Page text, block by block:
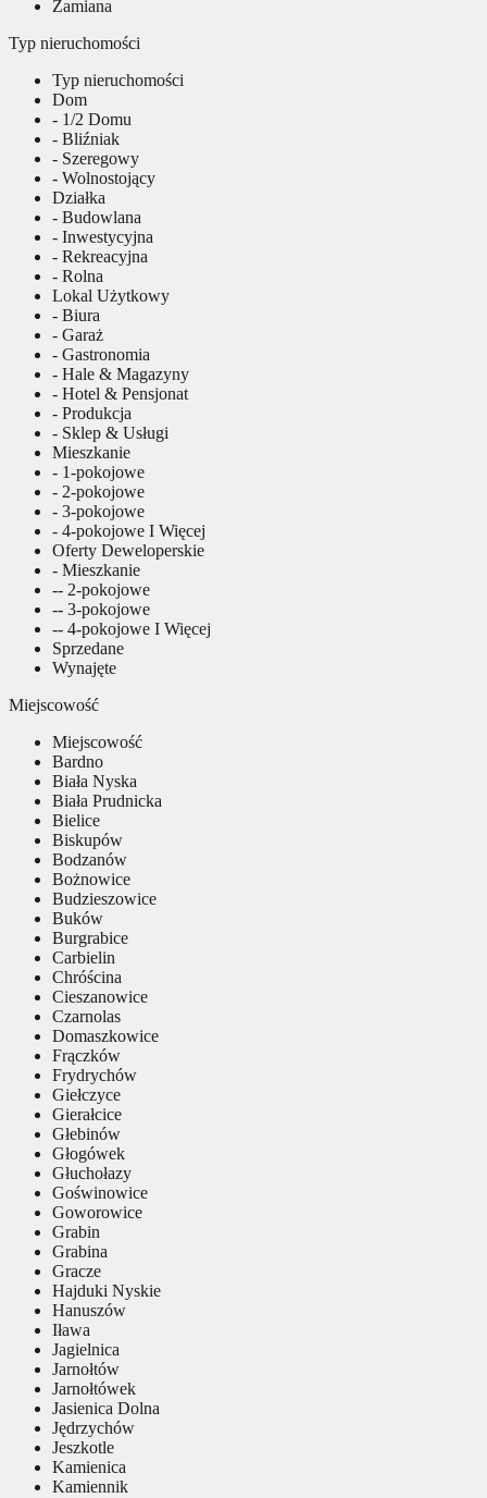
Zamiana
Typ nieruchomości
Typ nieruchomości
Dom
- 1/2 Domu
- Bliźniak
- Szeregowy
- Wolnostojący
Działka
- Budowlana
- Inwestycyjna
- Rekreacyjna
- Rolna
Lokal Użytkowy
- Biura
- Garaż
- Gastronomia
- Hale & Magazyny
- Hotel & Pensjonat
- Produkcja
- Sklep & Usługi
Mieszkanie
- 1-pokojowe
- 2-pokojowe
- 3-pokojowe
- 4-pokojowe I Więcej
Oferty Deweloperskie
- Mieszkanie
-- 2-pokojowe
-- 3-pokojowe
-- 4-pokojowe I Więcej
Sprzedane
Wynajęte
Miejscowość
Miejscowość
Bardno
Biała Nyska
Biała Prudnicka
Bielice
Biskupów
Bodzanów
Bożnowice
Budzieszowice
Buków
Burgrabice
Carbielin
Chróścina
Cieszanowice
Czarnolas
Domaszkowice
Frączków
Frydrychów
Giełczyce
Gierałcice
Głebinów
Głogówek
Głuchołazy
Goświnowice
Goworowice
Grabin
Grabina
Gracze
Hajduki Nyskie
Hanuszów
Iława
Jagielnica
Jarnołtów
Jarnołtówek
Jasienica Dolna
Jędrzychów
Jeszkotle
Kamienica
Kamiennik